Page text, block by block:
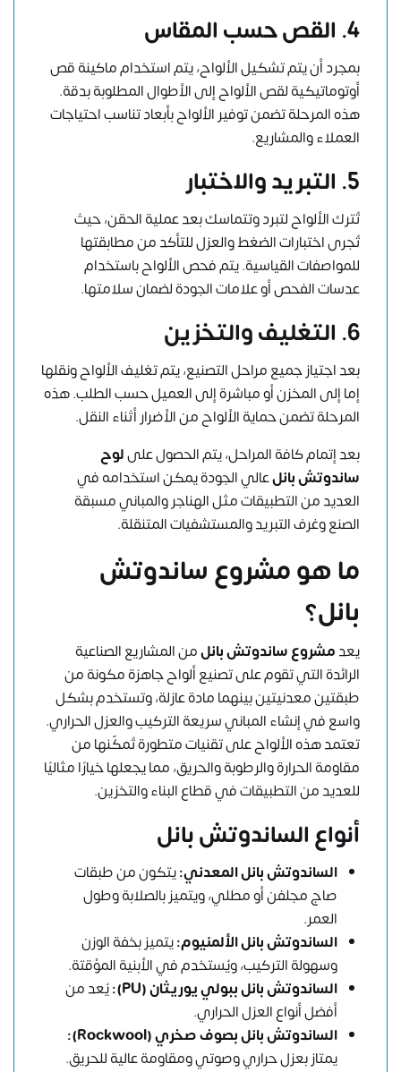
4. القص حسب المقاس
بمجرد أن يتم تشكيل الألواح، يتم استخدام ماكينة قص
أوتوماتيكية لقص الألواح إلى الأطوال المطلوبة بدقة.
هذه المرحلة تضمن توفير الألواح بأبعاد تناسب احتياجات
العملاء والمشاريع.
5. التبريد والاختبار
تُترك الألواح لتبرد وتتماسك بعد عملية الحقن، حيث
تُجرى اختبارات الضغط والعزل للتأكد من مطابقتها
للمواصفات القياسية. يتم فحص الألواح باستخدام
عدسات الفحص أو علامات الجودة لضمان سلامتها.
6. التغليف والتخزين
بعد اجتياز جميع مراحل التصنيع، يتم تغليف الألواح ونقلها
إما إلى المخزن أو مباشرة إلى العميل حسب الطلب. هذه
المرحلة تضمن حماية الألواح من الأضرار أثناء النقل.
بعد إتمام كافة المراحل، يتم الحصول علىلوح
ساندوتش بانلعالي الجودة يمكن استخدامه في
العديد من التطبيقات مثل الهناجر والمباني مسبقة
الصنع وغرف التبريد والمستشفيات المتنقلة.
ما هو مشروع ساندوتش
بانل؟
يعدمشروع ساندوتش بانلمن المشاريع الصناعية
الرائدة التي تقوم على تصنيع ألواح جاهزة مكونة من
طبقتين معدنيتين بينهما مادة عازلة، وتستخدم بشكل
واسع في إنشاء المباني سريعة التركيب والعزل الحراري.
تعتمد هذه الألواح على تقنيات متطورة تُمكّنها من
مقاومة الحرارة والرطوبة والحريق، مما يجعلها خيارًا مثاليًا
للعديد من التطبيقات في قطاع البناء والتخزين.
أنواع الساندوتش بانل
الساندوتش بانل المعدني:يتكون من طبقات
صاج مجلفن أو مطلي، ويتميز بالصلابة وطول
العمر.
الساندوتش بانل الألمنيوم:يتميز بخفة الوزن
وسهولة التركيب، ويُستخدم في الأبنية المؤقتة.
الساندوتش بانل ببولي يوريثان (PU):
يُعد من
أفضل أنواع العزل الحراري.
الساندوتش بانل بصوف صخري (Rockwool):
يمتاز بعزل حراري وصوتي ومقاومة عالية للحريق.